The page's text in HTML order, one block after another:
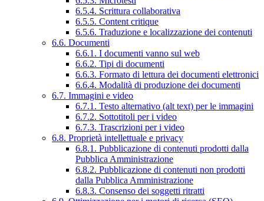
6.5.4. Scrittura collaborativa
6.5.5. Content critique
6.5.6. Traduzione e localizzazione dei contenuti
6.6. Documenti
6.6.1. I documenti vanno sul web
6.6.2. Tipi di documenti
6.6.3. Formato di lettura dei documenti elettronici
6.6.4. Modalità di produzione dei documenti
6.7. Immagini e video
6.7.1. Testo alternativo (alt text) per le immagini
6.7.2. Sottotitoli per i video
6.7.3. Trascrizioni per i video
6.8. Proprietà intellettuale e privacy
6.8.1. Pubblicazione di contenuti prodotti dalla
Pubblica Amministrazione
6.8.2. Pubblicazione di contenuti non prodotti
dalla Pubblica Amministrazione
6.8.3. Consenso dei soggetti ritratti